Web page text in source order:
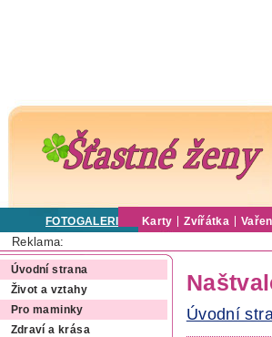
FOTOGALERIE Karty Zvířátka
Reklama:
Úvodní strana
Život a vztahy
Pro maminky
Zdraví a krása
Úvodní